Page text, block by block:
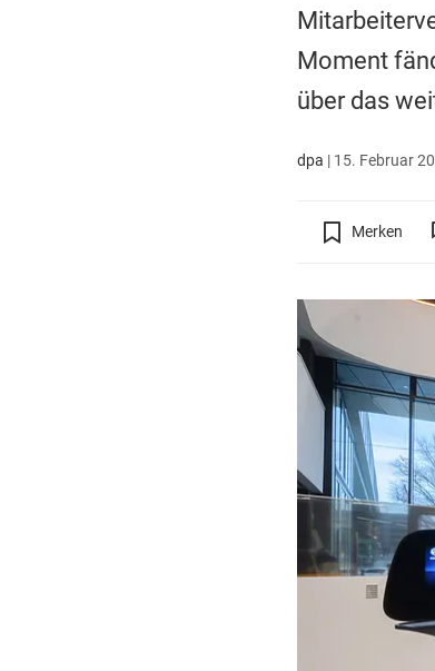
Moment
über das
dpa | 15. Februar
Merken